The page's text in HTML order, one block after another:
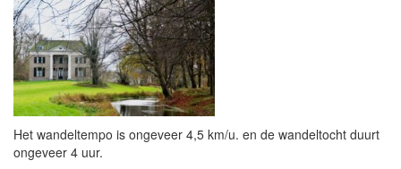
Het wandeltempo is ongeveer 4,5 km/u. en de wandeltocht duurt
ongeveer 4 uur.